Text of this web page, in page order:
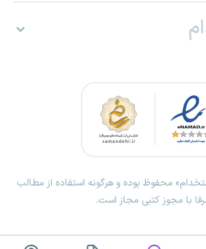
محفوظ بوده و هرگونه استفاده از مطالب
با مجوز کتبی مجاز است.